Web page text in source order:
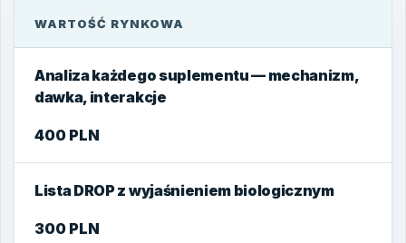
WARTOŚĆ RYNKOWA
Analiza każdego suplementu — mechanizm,
dawka, interakcje
400 PLN
Lista DROP z wyjaśnieniem biologicznym
300 PLN